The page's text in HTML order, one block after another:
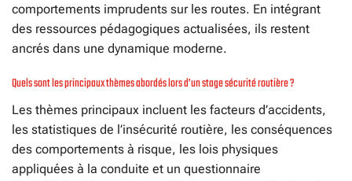
comportements imprudents sur les routes. En intégrant
des ressources pédagogiques actualisées, ils restent
ancrés dans une dynamique moderne.
Quels sont les principaux thèmes abordés lors d’un stage sécurité routière ?
Les thèmes principaux incluent les facteurs d’accidents,
les statistiques de l’insécurité routière, les conséquences
des comportements à risque, les lois physiques
appliquées à la conduite et un questionnaire